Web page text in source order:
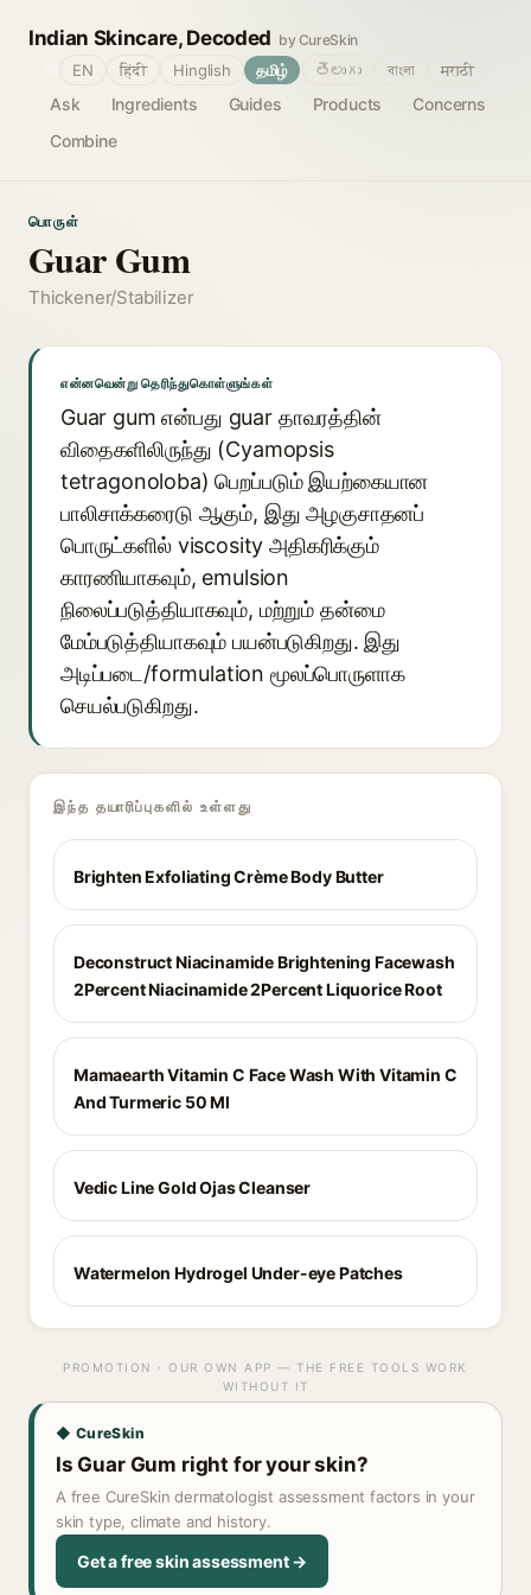
Indian Skincare, Decoded by CureSkin
Ask Ingredients Guides Products
Concerns
Combine
EN हिंदी Hinglish தமிழ் తెలుగు বাংলা मराठी
பொருள்
Guar Gum
Thickener/Stabilizer
என்னவென்று தெரிந்துகொள்ளுங்கள்
Guar gum என்பது guar தாவரத்தின்
விதைகளிலிருந்து (Cyamopsis
tetragonoloba) பெறப்படும் இயற்கையான
பாலிசாக்கரைடு ஆகும், இது அழகுசாதனப்
பொருட்களில் viscosity அதிகரிக்கும்
காரணியாகவும், emulsion
நிலைப்படுத்தியாகவும், மற்றும் தன்மை
மேம்படுத்தியாகவும் பயன்படுகிறது. இது
அடிப்படை/formulation மூலப்பொருளாக
செயல்படுகிறது.
இந்த தயாரிப்புகளில் உள்ளது
Brighten Exfoliating Crème Body Butter
Deconstruct Niacinamide Brightening Facewash
2Percent Niacinamide 2Percent Liquorice Root
Mamaearth Vitamin C Face Wash With Vitamin C
And Turmeric 50 Ml
Vedic Line Gold Ojas Cleanser
Watermelon Hydrogel Under-eye Patches
PROMOTION · OUR OWN APP — THE FREE TOOLS WORK
WITHOUT IT
◆ CureSkin
Is Guar Gum right for your skin?
A free CureSkin dermatologist assessment factors in your
skin type, climate and history.
Get a free skin assessment →